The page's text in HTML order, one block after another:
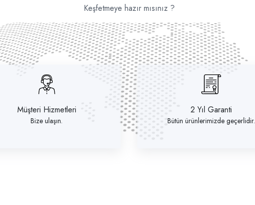
Keşfetmeye hazır mısınız ?
Müşteri Hizmetleri
Bize ulaşın.
2 Yıl Garanti
Bütün ürünlerimizde geçerlidir.